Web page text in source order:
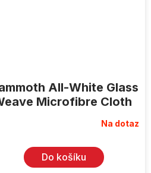
All-White Glass
Microfibre Cloth
Na dotaz
Do košíku